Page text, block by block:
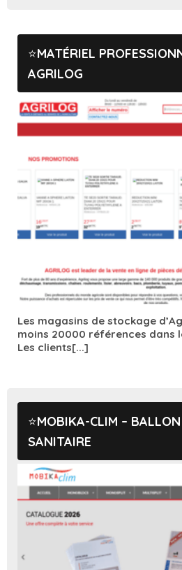
MATÉRIEL
AGRILOG
Les magasins de stockage
moins 20000 références dans
Les clients[...]
MOBIKA-CLIM –
SANITAIRE